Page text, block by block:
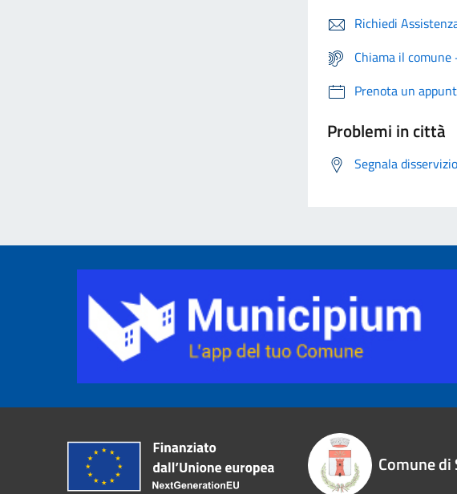
Richiedi
Chiama il
Prenota un
Problemi in città
Segnala disservizio
Comune di